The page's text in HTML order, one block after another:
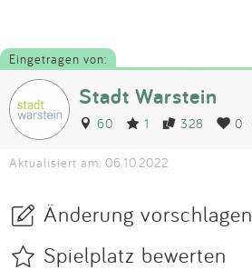
Eingetragen von:
Stadt Warstein
60 1 328 0
Aktualisiert am: 06.10.2022
Änderung vorschlagen
Spielplatz bewerten